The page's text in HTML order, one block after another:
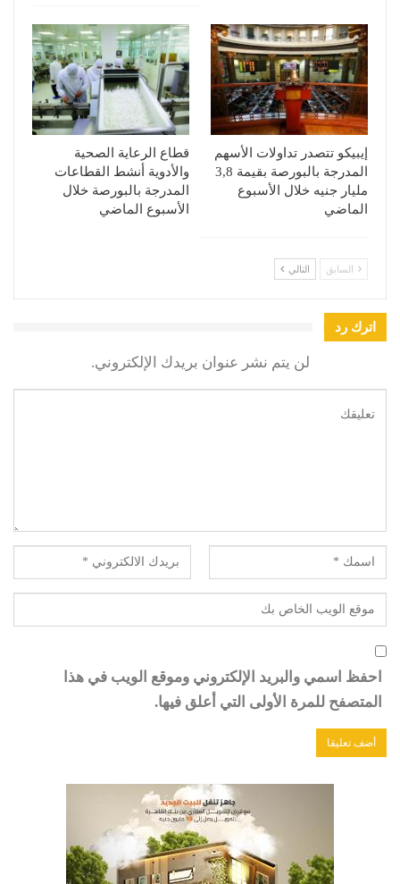
إيبيكو تتصدر تداولات الأسهم
المدرجة بالبورصة بقيمة 3,8
مليار جنيه خلال الأسبوع
الماضي
قطاع الرعاية الصحية
والأدوية أنشط القطاعات
المدرجة بالبورصة خلال
الأسبوع الماضي
السابق التالي
اترك رد
لن يتم نشر عنوان بريدك الإلكتروني.
احفظ اسمي والبريد الإلكتروني وموقع الويب في هذا
المتصفح للمرة الأولى التي أعلق فيها.